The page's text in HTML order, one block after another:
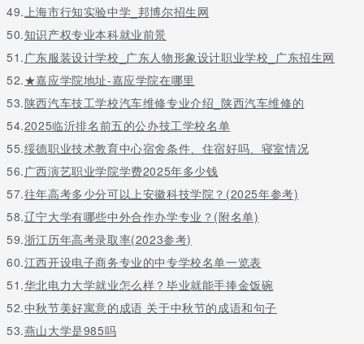
49.上海市行知实验中学_邦博尔招生网
50.知识产权专业本科就业前景
51.广东服装设计学校_广东人物形象设计职业学校_广东招生网
52.★嘉应学院地址-嘉应学院在哪里
53.陕西汽车技工学校汽车维修专业介绍_陕西汽车维修的
54.2025临沂排名前五的公办技工学校名单
55.绥德职业技术教育中心宿舍条件、住宿好吗、寝室情况
56.广西演艺职业学院学费2025年多少钱
57.往年高考多少分可以上安徽科技学院？(2025年参考)
58.辽宁大学有哪些中外合作办学专业？(附名单)
59.浙江历年高考录取率(2023参考)
60.江西开设电子商务专业的中专学校名单一览表
51.华北电力大学就业怎么样？毕业就能手捧金饭碗
52.中秋节美好寓意的成语 关于中秋节的成语和句子
53.燕山大学是985吗